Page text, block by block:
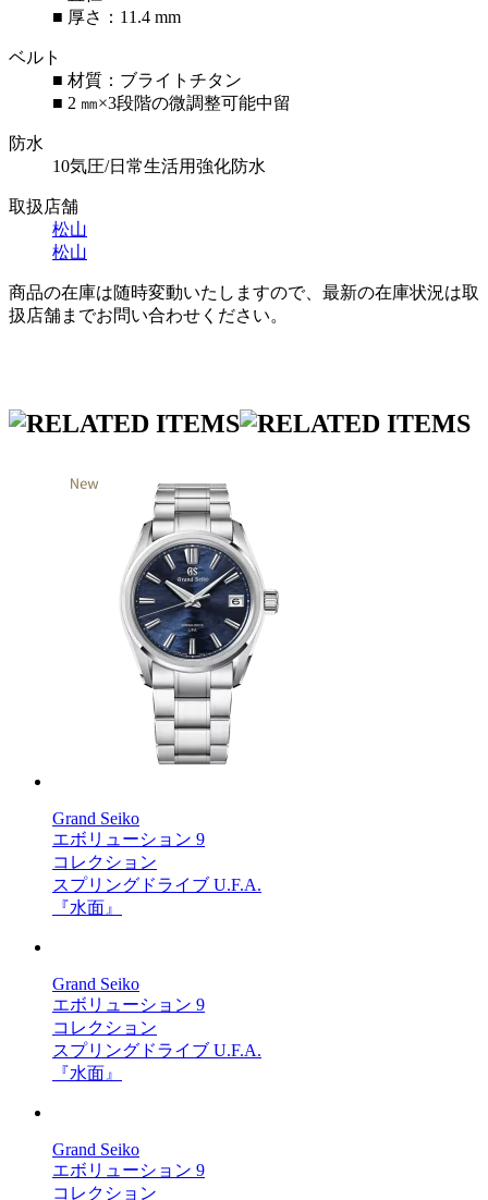
■ 厚さ：11.4 mm
ベルト
■ 材質：ブライトチタン
■ 2 ㎜×3段階の微調整可能中留
防水
10気圧/日常生活用強化防水
取扱店舗
松山
松山
商品の在庫は随時変動いたしますので、最新の在庫状況は取
扱店舗までお問い合わせください。
Grand Seiko
エボリューション 9
コレクション
スプリングドライブ U.F.A.
『水面』
Grand Seiko
エボリューション 9
コレクション
スプリングドライブ U.F.A.
『水面』
Grand Seiko
エボリューション 9
コレクション